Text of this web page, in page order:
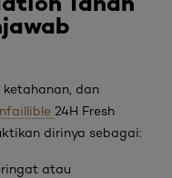
dan
24H Fresh
dirinya sebagai:
atau